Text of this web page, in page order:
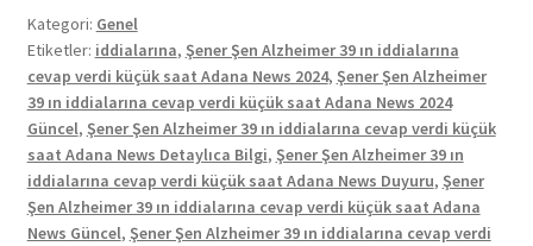
Kategori: Genel
Etiketler: iddialarına, Şener Şen Alzheimer 39 ın iddialarına
cevap verdi küçük saat Adana News 2024, Şener Şen Alzheimer
39 ın iddialarına cevap verdi küçük saat Adana News 2024
Güncel, Şener Şen Alzheimer 39 ın iddialarına cevap verdi küçük
saat Adana News Detaylıca Bilgi, Şener Şen Alzheimer 39 ın
iddialarına cevap verdi küçük saat Adana News Duyuru, Şener
Şen Alzheimer 39 ın iddialarına cevap verdi küçük saat Adana
News Güncel, Şener Şen Alzheimer 39 ın iddialarına cevap verdi